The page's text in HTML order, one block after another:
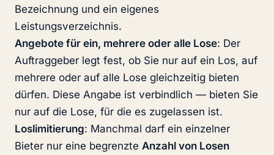
Bezeichnung und ein eigenes
Leistungsverzeichnis.
Angebote für ein, mehrere oder alle Lose: Der
Auftraggeber legt fest, ob Sie nur auf ein Los, auf
mehrere oder auf alle Lose gleichzeitig bieten
dürfen. Diese Angabe ist verbindlich — bieten Sie
nur auf die Lose, für die es zugelassen ist.
Loslimitierung: Manchmal darf ein einzelner
Bieter nur eine begrenzte Anzahl von Losen